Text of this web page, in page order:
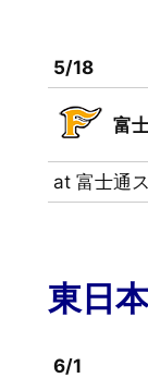
5/18
富
at 富士通
東日
6/1